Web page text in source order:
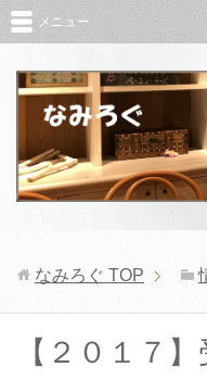
メニュー
なみろぐ TOP
【２０１７